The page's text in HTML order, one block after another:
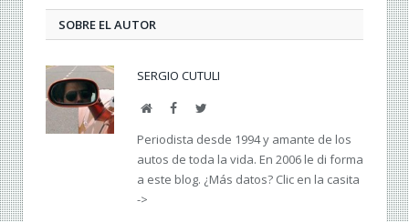
SOBRE EL AUTOR
SERGIO CUTULI
Web FacebookTwitter
Periodista desde 1994 y amante de los
autos de toda la vida. En 2006 le di forma
a este blog. ¿Más datos? Clic en la casita
->